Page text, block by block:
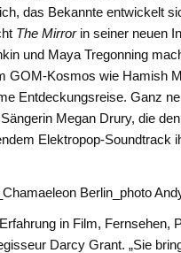
das Bekannte entwickelt
The Mirrorin seiner neuen
und Maya Tregonning
GOM-Kosmos wie Hamish
Entdeckungsreise. Ganz
Megan Drury, die
Elektropop-Soundtrack
Berlin_photo
in Film, Fernsehen,
Darcy Grant. „Sie